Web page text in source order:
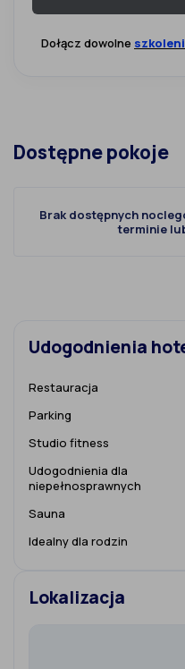
Dołącz dowolne
Dostępne pokoje
Brak dostępnych
terminie
Udogodnienia
Restauracja
Parking
Studio fitness
Udogodnienia dla
niepełnosprawnych
Sauna
Idealny dla rodzin
Lokalizacja